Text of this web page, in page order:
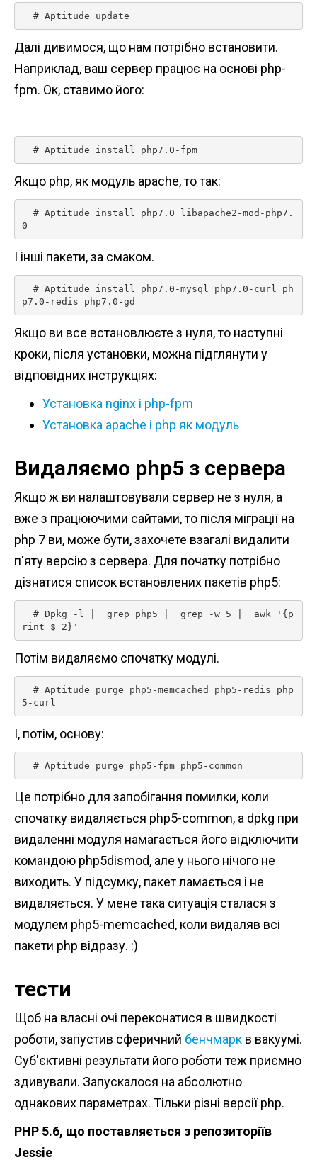
  # Aptitude update
Далі дивимося, що нам потрібно встановити.
Наприклад, ваш сервер працює на основі php-
fpm. Ок, ставимо його:
  # Aptitude install php7.0-fpm
Якщо php, як модуль apache, то так:
0
І інші пакети, за смаком.
p7.0-redis php7.0-gd
Якщо ви все встановлюєте з нуля, то наступні
кроки, після установки, можна підглянути у
відповідних інструкціях:
Установка nginx і php-fpm
Установка apache і php як модуль
Видаляємо php5 з сервера
Якщо ж ви налаштовували сервер не з нуля, а
вже з працюючими сайтами, то після міграції на
php 7 ви, може бути, захочете взагалі видалити
п'яту версію з сервера. Для початку потрібно
дізнатися список встановлених пакетів php5:
rint $ 2}'
Потім видаляємо спочатку модулі.
5-curl
І, потім, основу:
  # Aptitude purge php5-fpm php5-common
Це потрібно для запобігання помилки, коли
спочатку видаляється php5-common, а dpkg при
видаленні модуля намагається його відключити
командою php5dismod, але у нього нічого не
виходить. У підсумку, пакет ламається і не
видаляється. У мене така ситуація сталася з
модулем php5-memcached, коли видаляв всі
пакети php відразу. :)
тести
Щоб на власні очі переконатися в швидкості
роботи, запустив сферичний бенчмарк в вакуумі.
Суб'єктивні результати його роботи теж приємно
здивували. Запускалося на абсолютно
однакових параметрах. Тільки різні версії php.
PHP 5.6, що поставляється з репозиторіїв
Jessie